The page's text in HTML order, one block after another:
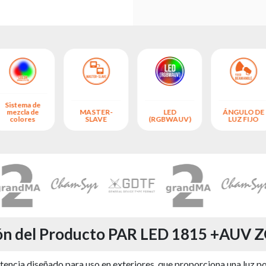
Sistema de
mezcla de
colores
MASTER-
SLAVE
LED
(RGBWAUV)
ÁNGULO DE
LUZ FIJO
del Producto PAR LED 1815 +AUV